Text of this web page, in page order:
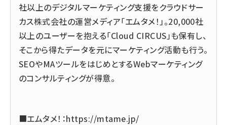
社以上のデジタルマーケティング支援をクラウドサー
カス株式会社の運営メディア「エムタメ！」。20,000社
以上のユーザーを抱える「Cloud CIRCUS」も保有し、
そこから得たデータを元にマーケティング活動も行う。
SEOやMAツールをはじめとするWebマーケティング
のコンサルティングが得意。
■エムタメ！：https://mtame.jp/